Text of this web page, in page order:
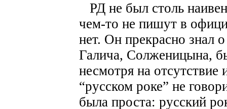
РД не был столь
чем-то не пишут в
нет. Он прекрасно знал
Галича, Солженицына,
несмотря на
“русском роке” не
была проста: русский